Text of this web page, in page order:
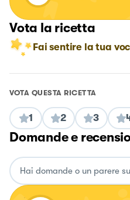
Vota la ricetta
Fai sentire la tua
VOTA QUESTA RICETTA
1 2 3
Domande e